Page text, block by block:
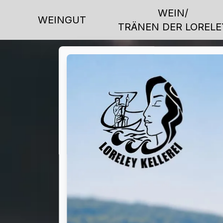
WEINGUT
WEIN/
TRÄNEN DER